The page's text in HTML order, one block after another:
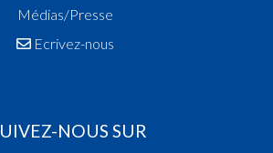
Médias/Presse
Ecrivez-nous
NOUS SUR